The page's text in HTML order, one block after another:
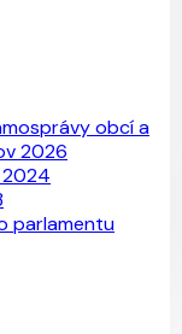
obcí a
2026
2024
parlamentu